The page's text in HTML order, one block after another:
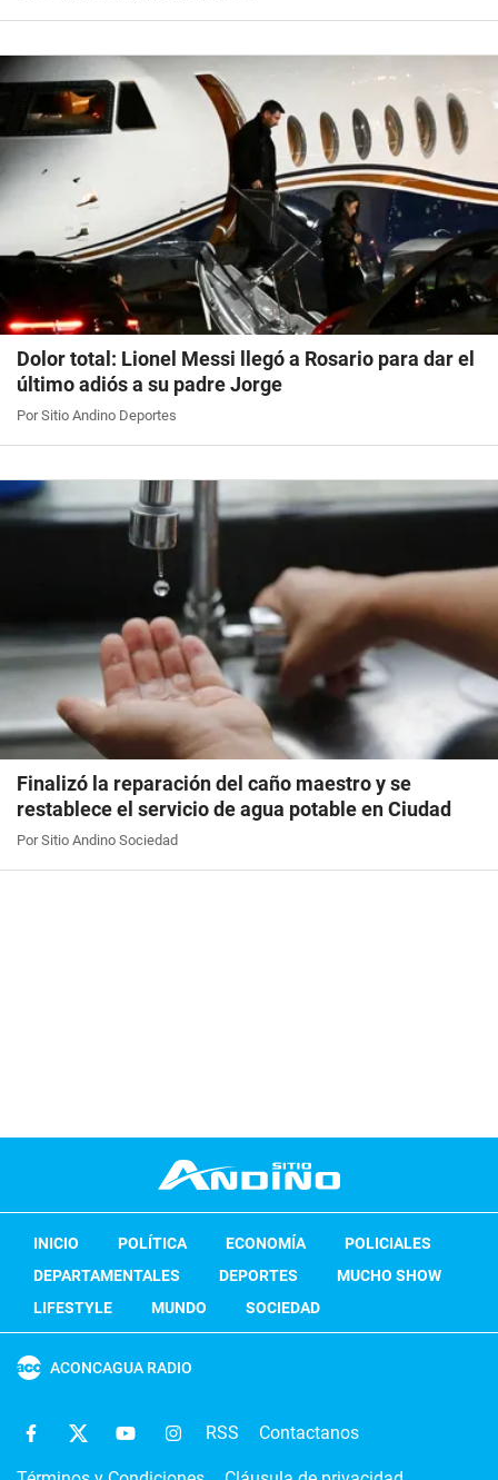
Dolor total: Lionel Messi llegó a Rosario para dar el
último adiós a su padre Jorge
Por Sitio Andino Deportes
Finalizó la reparación del caño maestro y se
restablece el servicio de agua potable en Ciudad
Por Sitio Andino Sociedad
INICIO POLÍTICA ECONOMÍA
POLICIALES
DEPARTAMENTALES
DEPORTES
MUCHO SHOW
LIFESTYLE
MUNDO SOCIEDAD
ACONCAGUA RADIO
RSS Contactanos